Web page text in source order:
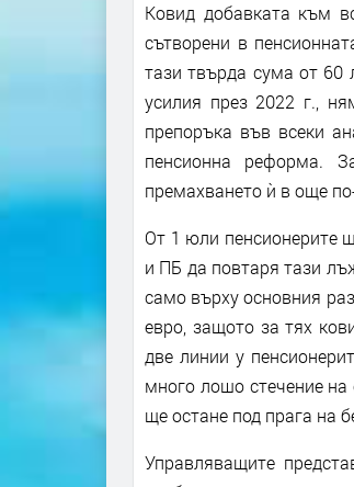
Ковид добавката към
сътворени в
тази твърда сума от 60
усилия през 2022 г.,
препоръка във всеки
пенсионна реформа.
премахването ѝ в още
От 1 юли пенсионерите
и ПБ да повтаря тази
само върху основния
евро, защото за тях
две линии у
много лошо стечение
ще остане под прага на
Управляващите